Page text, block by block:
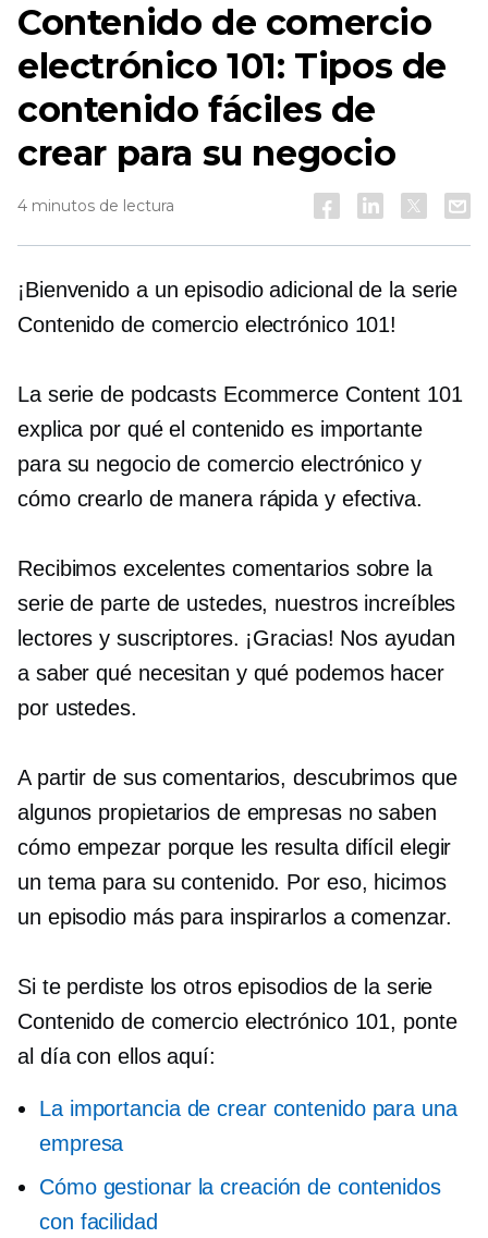
Contenido de comercio
electrónico 101: Tipos de
contenido fáciles de
crear para su negocio
4 minutos de lectura
¡Bienvenido a un episodio adicional de la serie
Contenido de comercio electrónico 101!
La serie de podcasts Ecommerce Content 101
explica por qué el contenido es importante
para su negocio de comercio electrónico y
cómo crearlo de manera rápida y efectiva.
Recibimos excelentes comentarios sobre la
serie de parte de ustedes, nuestros increíbles
lectores y suscriptores. ¡Gracias! Nos ayudan
a saber qué necesitan y qué podemos hacer
por ustedes.
A partir de sus comentarios, descubrimos que
algunos propietarios de empresas no saben
cómo empezar porque les resulta difícil elegir
un tema para su contenido. Por eso, hicimos
un episodio más para inspirarlos a comenzar.
Si te perdiste los otros episodios de la serie
Contenido de comercio electrónico 101, ponte
al día con ellos aquí:
La importancia de crear contenido para una
empresa
Cómo gestionar la creación de contenidos
con facilidad